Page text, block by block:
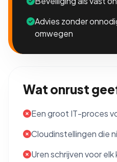
Advies zonder
omwegen
Wat onrust
Een groot IT-proces
Cloudinstellingen die
Uren schrijven voor